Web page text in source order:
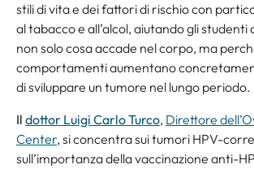
stili di vita e dei fattori di rischio con
al tabacco e all’alcol, aiutando gli
non solo cosa accade nel corpo, ma
comportamenti aumentano
di sviluppare un tumore nel lungo periodo.
Il dottor Luigi Carlo Turco, Direttore
Center, si concentra sui tumori HPV-
sull’importanza della vaccinazione anti-